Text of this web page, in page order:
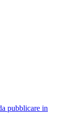
pubblicare in